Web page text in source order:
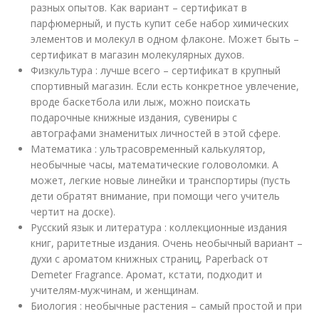
разных опытов. Как вариант – сертификат в
парфюмерный, и пусть купит себе набор химических
элементов и молекул в одном флаконе. Может быть –
сертификат в магазин молекулярных духов.
Физкультура : лучше всего – сертификат в крупный
спортивный магазин. Если есть конкретное увлечение,
вроде баскетбола или лыж, можно поискать
подарочные книжные издания, сувениры с
автографами знаменитых личностей в этой сфере.
Математика : ультрасовременный калькулятор,
необычные часы, математические головоломки. А
может, легкие новые линейки и транспортиры (пусть
дети обратят внимание, при помощи чего учитель
чертит на доске).
Русский язык и литература : коллекционные издания
книг, раритетные издания. Очень необычный вариант –
духи с ароматом книжных страниц, Paperback от
Demeter Fragrance. Аромат, кстати, подходит и
учителям-мужчинам, и женщинам.
Биология : необычные растения – самый простой и при